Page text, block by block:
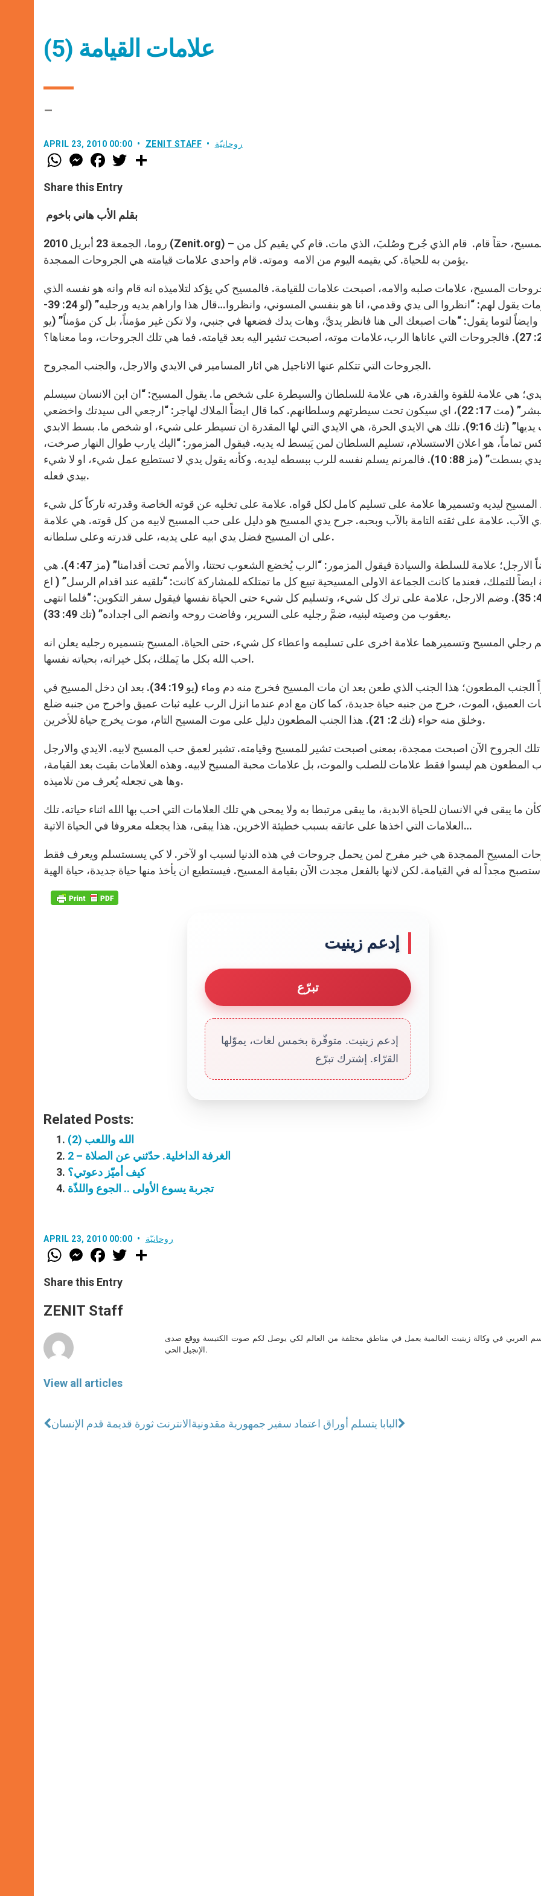
علامات القيامة (5)
–
APRIL 23, 2010 00:00 ZENIT STAFF روحانيّة
W
h
t
s
p
p
M
e
s
e
g
e
F
a
e
b
o
k
w
r
Share this Entry
بقلم الأب هاني باخوم
روما، الجمعة 23 أبريل 2010 (Zenit.org) – قام المسيح، حقاً قام. قام الذي جُرح وصُلبَ، الذي مات. قام كي يقيم كل من
يؤمن به للحياة. كي يقيمه اليوم من الامه وموته. قام واحدى علامات قيامته هي الجروحات الممجدة.
المسيح، علامات صلبه والامه، اصبحت علامات للقيامة. فالمسيح كي يؤكد لتلاميذه انه قام وانه هو نفسه الذي
صلب ومات يقول لهم: “انظروا الى يدي وقدمي، انا هو بنفسي المسوني، وانظروا…قال هذا واراهم يديه ورجليه” (لو 24: 39-
وايضاً لتوما يقول: “هات اصبعك الى هنا فانظر يديَّ، وهات يدك فضعها في جنبي، ولا تكن غير مؤمناً، بل كن مؤمناً” (يو
وما معناها؟
الجروحات التي تتكلم عنها الاناجيل هي اثار المسامير في الايدي والارجل، والجنب المجروح.
هي علامة للقوة والقدرة، هي علامة للسلطان والسيطرة على شخص ما. يقول المسيح: “ان ابن الانسان سيسلم
لأيدي البشر” (مت 17: 22)، اي سيكون تحت سيطرتهم وسلطانهم. كما قال ايضاً الملاك لهاجر: “ارجعي الى سيدتك واخضعي
تحت يديها” (تك 9:16). تلك هي الايدي الحرة، هي الايدي التي لها المقدرة ان تسيطر على شيء، او شخص ما. بسط الابدي
تماماً، هو اعلان الاستسلام، تسليم السلطان لمن يَبسط له يديه. فيقول المزمور: “اليك يارب طوال النهار صرخت،
واليك يدي بسطت” (مز 88: 10). فالمرنم يسلم نفسه للرب ببسطه ليديه. وكأنه يقول يدي لا تستطيع عمل شيء، او لا شيء
بيدي فعله.
ليديه وتسميرها علامة على تسليم كامل لكل قواه. علامة على تخليه عن قوته الخاصة وقدرته تاركاً كل شيء
الآب. علامة على ثقته التامة بالآب وبحبه. جرح يدي المسيح هو دليل على حب المسيح لابيه من كل قوته. هي علامة
على ان المسيح فضل يدي ابيه على يديه، على قدرته وعلى سلطانه.
ايضاً الارجل؛ علامة للسلطة والسيادة فيقول المزمور: “الرب يُخضع الشعوب تحتنا، والأمم تحت أقدامنا” (مز 47: 4). هي
ايضاً للتملك، فعندما كانت الجماعة الاولى المسيحية تبيع كل ما تمتلكه للمشاركة كانت: “تلقيه عند اقدام الرسل” ( اع
4: 35). وضم الارجل، علامة على ترك كل شيء، وتسليم كل شيء حتى الحياة نفسها فيقول سفر التكوين: “فلما انتهى
يعقوب من وصيته لبنيه، ضمَّ رجليه على السرير، وفاضت روحه وانضم الى اجداده” (تك 49: 33).
رجلي المسيح وتسميرهما علامة اخرى على تسليمه واعطاء كل شيء، حتى الحياة. المسيح بتسميره رجليه يعلن انه
احب الله بكل ما يَملك، بكل خيراته، بحياته نفسها.
واخيراً الجنب المطعون؛ هذا الجنب الذي طعن بعد ان مات المسيح فخرج منه دم وماء (يو 19: 34). بعد ان دخل المسيح في
العميق، الموت، خرج من جنبه حياة جديدة، كما كان مع ادم عندما انزل الرب عليه ثبات عميق واخرج من جنبه ضلع
وخلق منه حواء (تك 2: 21). هذا الجنب المطعون دليل على موت المسيح التام، موت يخرج حياة للأخرين.
الجروح الآن اصبحت ممجدة، بمعنى اصبحت تشير للمسيح وقيامته. تشير لعمق حب المسيح لابيه. الايدي والارجل
المطعون هم ليسوا فقط علامات للصلب والموت، بل علامات محبة المسيح لابيه. وهذه العلامات بقيت بعد القيامة،
وها هي تجعله يُعرف من تلاميذه.
ما يبقى في الانسان للحياة الابدية، ما يبقى مرتبطا به ولا يمحى هي تلك العلامات التي احب بها الله اثناء حياته. تلك
العلامات التي اخذها على عاتقه بسبب خطيئة الاخرين. هذا يبقى، هذا يجعله معروفا في الحياة الاتية…
المسيح الممجدة هي خبر مفرح لمن يحمل جروحات في هذه الدنيا لسبب او لآخر. لا كي يسستسلم ويعرف فقط
إدعم زينيت
تبرّع
إدعم زينيت. متوفّرة بخمس لغات، يموّلها
القرّاء. إشترك تبرّع
Related Posts:
الله واللعب (2)
الغرفة الداخلية. حدّثني عن الصلاة – 2
كيف أميّز دعوتي؟
تجربة يسوع الأولى .. الجوع واللذّة
APRIL 23, 2010 00:00 روحانيّة
W
h
t
s
p
p
M
e
s
e
g
e
F
a
e
b
o
k
w
Share this Entry
ZENIT Staff
View all articles
العربي في وكالة زينيت العالمية يعمل في مناطق مختلفة من العالم لكي يوصل لكم صوت الكنيسة ووقع صدى
الإنجيل الحي.
الانترنت ثورة قديمة قدم الإنسانالبابا يتسلم أوراق اعتماد سفير جمهورية مقدونية